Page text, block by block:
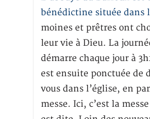
bénédictine située dans
moines et prêtres ont
leur vie à Dieu. La
démarre chaque jour à
est ensuite ponctuée de
vous dans l’église, en
messe. Ici, c’est la